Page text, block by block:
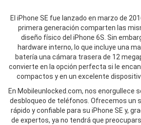
El iPhone SE fue lanzado en marzo de
primera generación comparten las
diseño físico del iPhone 6S. Sin
hardware interno, lo que incluye una
batería una cámara trasera de 12
convierte en la opción perfecta si le
compactos y en un excelente
En Mobileunlocked.com, nos enorgullece
desbloqueo de teléfonos. Ofrecemos un
rápido y confiable para su iPhone SE y,
de expertos, ya no tendrá que